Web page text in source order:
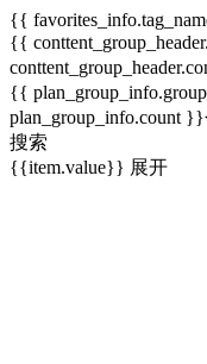
{{
{{
{{
plan_group_info.count
搜索
{{item.value}} 展开